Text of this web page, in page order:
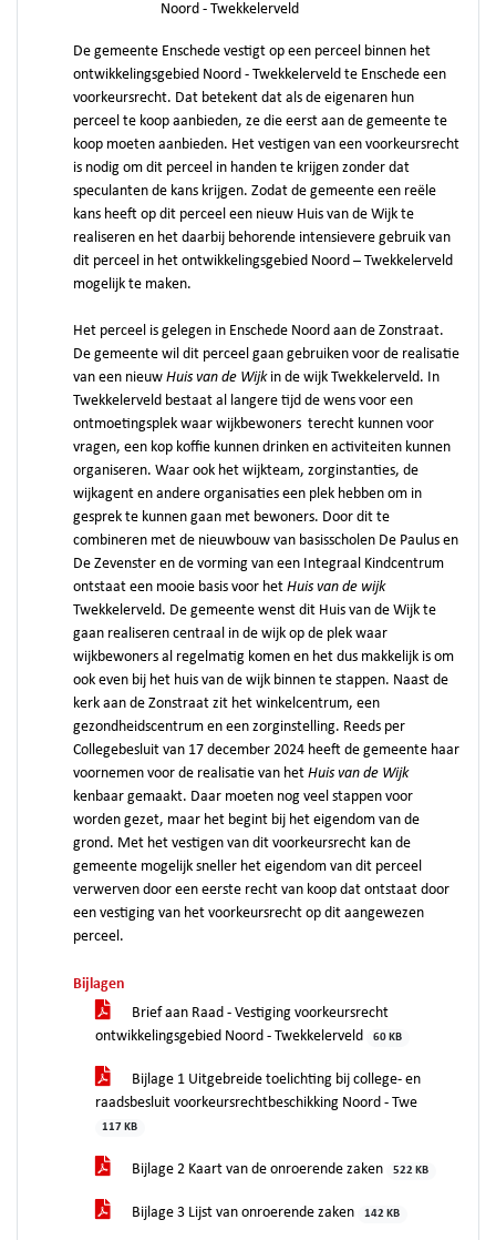
Noord - Twekkelerveld
De gemeente Enschede vestigt op een perceel binnen het
ontwikkelingsgebied Noord - Twekkelerveld te Enschede een
voorkeursrecht. Dat betekent dat als de eigenaren hun
perceel te koop aanbieden, ze die eerst aan de gemeente te
koop moeten aanbieden. Het vestigen van een voorkeursrecht
is nodig om dit perceel in handen te krijgen zonder dat
speculanten de kans krijgen. Zodat de gemeente een reële
kans heeft op dit perceel een nieuw Huis van de Wijk te
realiseren en het daarbij behorende intensievere gebruik van
dit perceel in het ontwikkelingsgebied Noord – Twekkelerveld
mogelijk te maken.
Het perceel is gelegen in Enschede Noord aan de Zonstraat.
De gemeente wil dit perceel gaan gebruiken voor de realisatie
van een nieuw Huis van de Wijkin de wijk Twekkelerveld. In
Twekkelerveld bestaat al langere tijd de wens voor een
ontmoetingsplek waar wijkbewoners terecht kunnen voor
vragen, een kop koffie kunnen drinken en activiteiten kunnen
organiseren. Waar ook het wijkteam, zorginstanties, de
wijkagent en andere organisaties een plek hebben om in
gesprek te kunnen gaan met bewoners. Door dit te
combineren met de nieuwbouw van basisscholen De Paulus en
De Zevenster en de vorming van een Integraal Kindcentrum
ontstaat een mooie basis voor het Huis van de wijk
Twekkelerveld. De gemeente wenst dit Huis van de Wijk te
gaan realiseren centraal in de wijk op de plek waar
wijkbewoners al regelmatig komen en het dus makkelijk is om
ook even bij het huis van de wijk binnen te stappen. Naast de
kerk aan de Zonstraat zit het winkelcentrum, een
gezondheidscentrum en een zorginstelling. Reeds per
Collegebesluit van 17 december 2024 heeft de gemeente haar
voornemen voor de realisatie van het Huis van de Wijk
kenbaar gemaakt. Daar moeten nog veel stappen voor
worden gezet, maar het begint bij het eigendom van de
grond. Met het vestigen van dit voorkeursrecht kan de
gemeente mogelijk sneller het eigendom van dit perceel
verwerven door een eerste recht van koop dat ontstaat door
een vestiging van het voorkeursrecht op dit aangewezen
perceel.
Bijlagen
Brief aan Raad - Vestiging voorkeursrecht
ontwikkelingsgebied Noord - Twekkelerveld
60 KB
Bijlage 1 Uitgebreide toelichting bij college- en
raadsbesluit voorkeursrechtbeschikking Noord - Twe
117 KB
Bijlage 2 Kaart van de onroerende zaken 522 KB
Bijlage 3 Lijst van onroerende zaken 142 KB